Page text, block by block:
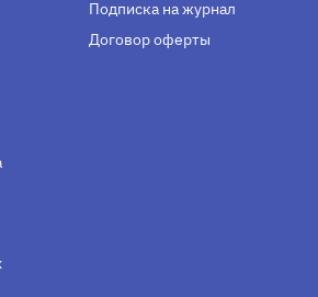
Подписка на журнал
Договор оферты